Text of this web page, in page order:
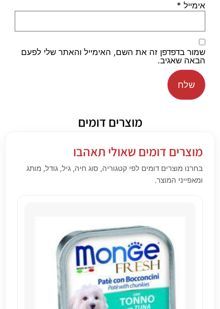
אימייל *
שמור בדפדפן זה את השם, האימייל והאתר שלי לפעם
הבאה שאגיב.
מוצרים דומים
מוצרים דומים שאולי תאהבו
בחרנו מוצרים דומים לפי קטגוריה, סוג חיה, גיל, גודל, מותג
ומאפייני המוצר.